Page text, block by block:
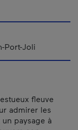
Port-Joli
fleuve
admirer les
paysage à